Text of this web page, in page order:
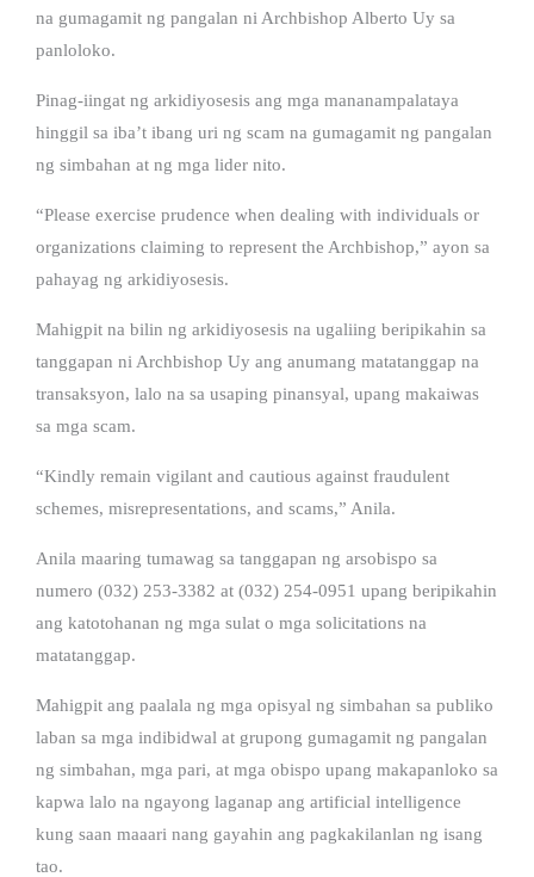
na gumagamit ng pangalan ni Archbishop Alberto Uy sa
panloloko.
Pinag-iingat ng arkidiyosesis ang mga mananampalataya
hinggil sa iba’t ibang uri ng scam na gumagamit ng pangalan
ng simbahan at ng mga lider nito.
“Please exercise prudence when dealing with individuals or
organizations claiming to represent the Archbishop,” ayon sa
pahayag ng arkidiyosesis.
Mahigpit na bilin ng arkidiyosesis na ugaliing beripikahin sa
tanggapan ni Archbishop Uy ang anumang matatanggap na
transaksyon, lalo na sa usaping pinansyal, upang makaiwas
sa mga scam.
“Kindly remain vigilant and cautious against fraudulent
schemes, misrepresentations, and scams,” Anila.
Anila maaring tumawag sa tanggapan ng arsobispo sa
numero (032) 253-3382 at (032) 254-0951 upang beripikahin
ang katotohanan ng mga sulat o mga solicitations na
matatanggap.
Mahigpit ang paalala ng mga opisyal ng simbahan sa publiko
laban sa mga indibidwal at grupong gumagamit ng pangalan
ng simbahan, mga pari, at mga obispo upang makapanloko sa
kapwa lalo na ngayong laganap ang artificial intelligence
kung saan maaari nang gayahin ang pagkakilanlan ng isang
tao.